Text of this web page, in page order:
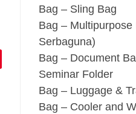
Bag – Sling Bag
Bag – Multipurpose
Serbaguna)
Bag – Document
Seminar Folder
Bag – Luggage &
Bag – Cooler and